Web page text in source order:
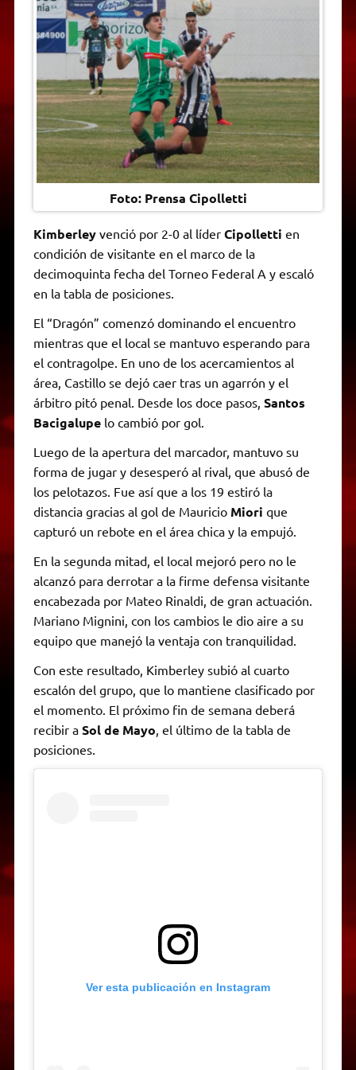
A
p
p
r
a
m
e
r
o
o
k
n
g
e
r
i
n
k
F
r
i
e
n
d
l
y
Foto: Prensa Cipolletti
Kimberleyvenció por 2-0 al líder Cipolletti en
condición de visitante en el marco de la
decimoquinta fecha del Torneo Federal A y escaló
en la tabla de posiciones.
El “Dragón” comenzó dominando el encuentro
mientras que el local se mantuvo esperando para
el contragolpe. En uno de los acercamientos al
área, Castillo se dejó caer tras un agarrón y el
árbitro pitó penal. Desde los doce pasos, Santos
Bacigalupelo cambió por gol.
Luego de la apertura del marcador, mantuvo su
forma de jugar y desesperó al rival, que abusó de
los pelotazos. Fue así que a los 19 estiró la
distancia gracias al gol de Mauricio Miori que
capturó un rebote en el área chica y la empujó.
En la segunda mitad, el local mejoró pero no le
alcanzó para derrotar a la firme defensa visitante
encabezada por Mateo Rinaldi, de gran actuación.
Mariano Mignini, con los cambios le dio aire a su
equipo que manejó la ventaja con tranquilidad.
Con este resultado, Kimberley subió al cuarto
escalón del grupo, que lo mantiene clasificado por
el momento. El próximo fin de semana deberá
recibir a Sol de Mayo , el último de la tabla de
posiciones.
Ver esta publicación en Instagram